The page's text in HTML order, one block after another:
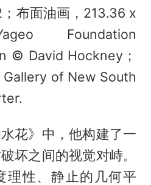
布面油画，213.36 x
Foundation
© David Hockney；
of New South
花》中，他构建了一
坏之间的视觉对峙。
理性、静止的几何平